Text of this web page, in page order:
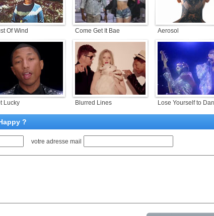
Of Wind Come Get It Bae Aerosol
Lucky Blurred Lines Lose Yourself to
?
votre adresse mail